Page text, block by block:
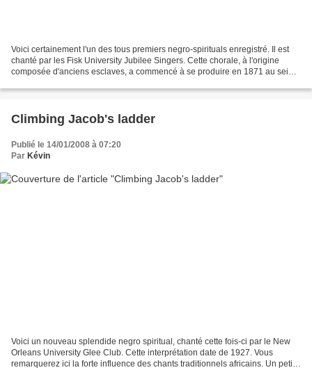
Voici certainement l'un des tous premiers negro-spirituals enregistré. Il est
chanté par les Fisk University Jubilee Singers. Cette chorale, à l'origine
composée d'anciens esclaves, a commencé à se produire en 1871 au sein
Climbing Jacob's ladder
Publié le 14/01/2008 à 07:20
Par Kévin
Voici un nouveau splendide negro spiritual, chanté cette fois-ci par le New
Orleans University Glee Club. Cette interprétation date de 1927. Vous
remarquerez ici la forte influence des chants traditionnels africains. Un petit